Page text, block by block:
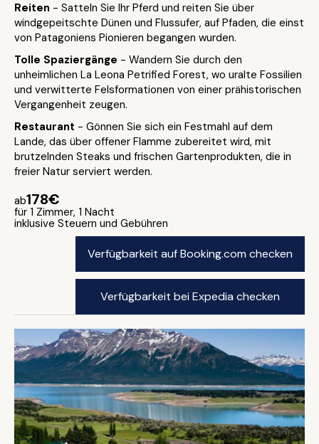
Reiten - Satteln Sie Ihr Pferd und reiten Sie über
windgepeitschte Dünen und Flussufer, auf Pfaden, die einst
von Patagoniens Pionieren begangen wurden.
Tolle Spaziergänge - Wandern Sie durch den
unheimlichen La Leona Petrified Forest, wo uralte Fossilien
und verwitterte Felsformationen von einer prähistorischen
Vergangenheit zeugen.
Restaurant - Gönnen Sie sich ein Festmahl auf dem
Lande, das über offener Flamme zubereitet wird, mit
brutzelnden Steaks und frischen Gartenprodukten, die in
freier Natur serviert werden.
ab178€
für 1 Zimmer, 1 Nacht
inklusive Steuern und Gebühren
Verfügbarkeit auf Booking.com checken
Verfügbarkeit bei Expedia checken